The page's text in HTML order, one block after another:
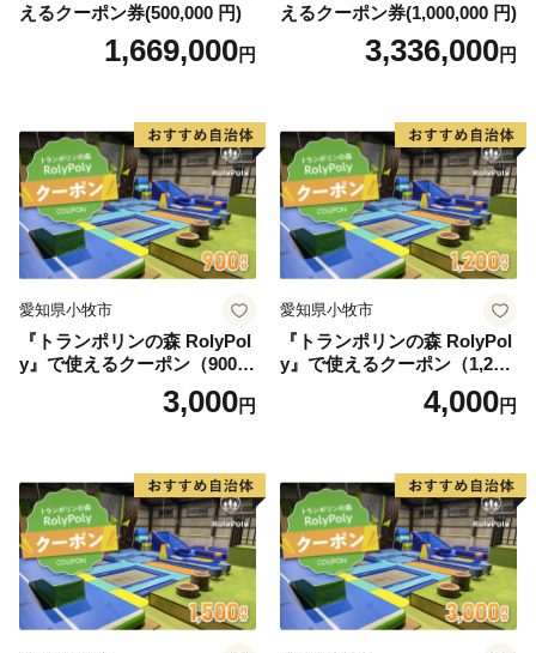
えるクーポン券(500,000 円)
1,669,000円
えるクーポン券(1,000,000 円)
3,336,000円
愛知県小牧市
『トランポリンの森 RolyPol
y』で使えるクーポン（900
3,000円
愛知県小牧市
『トランポリンの森 RolyPol
y』で使えるクーポン（1,200
4,000円